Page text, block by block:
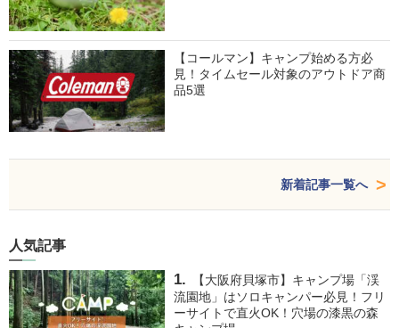
【コールマン】キャンプ始める方必
見！タイムセール対象のアウトドア商
品5選
新着記事一覧へ
人気記事
【大阪府貝塚市】キャンプ場「渓
流園地」はソロキャンパー必見！フリ
ーサイトで直火OK！穴場の漆黒の森